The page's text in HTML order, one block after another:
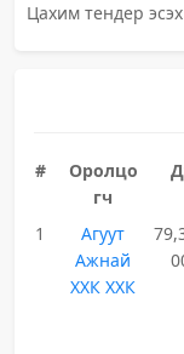
Цахим тендер эсэх
#
Оролцо
гч
1
Агуут
Ажнай
ХХК ХХК